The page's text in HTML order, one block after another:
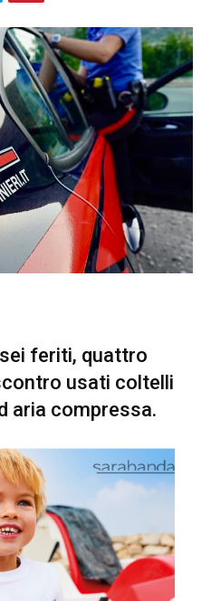
feriti, quattro
usati coltelli
aria compressa.